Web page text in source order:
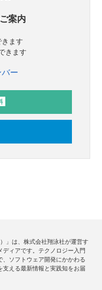
案内
きます
きます
ー
」は、株式会社翔泳社が運営す
ディアです。テクノロジー入門
ソフトウェア開発にかかわる
える最新情報と実践知をお届